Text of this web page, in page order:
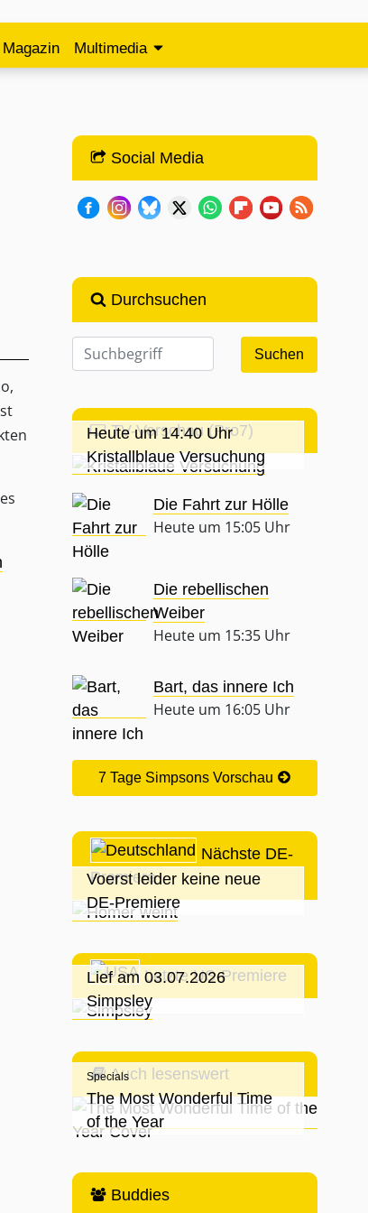
Magazin Multimedia
Social Media
Durchsuchen
TV-Vorschau (Pro7)
Heute um 14:40 Uhr
Kristallblaue Versuchung
Die Fahrt zur Hölle
Heute um 15:05 Uhr
Die rebellischen
Weiber
Heute um 15:35 Uhr
Bart, das innere Ich
Heute um 16:05 Uhr
7 Tage Simpsons Vorschau
Nächste DE-
Premiere
Voerst leider keine neue
DE-Premiere
Letzte US-Premiere
Lief am 03.07.2026
Simpsley
Auch lesenswert
Specials
The Most Wonderful Time
of the Year
Buddies